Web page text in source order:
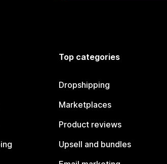
Top categories
Dropshipping
Marketplaces
Product reviews
Upsell and bundles